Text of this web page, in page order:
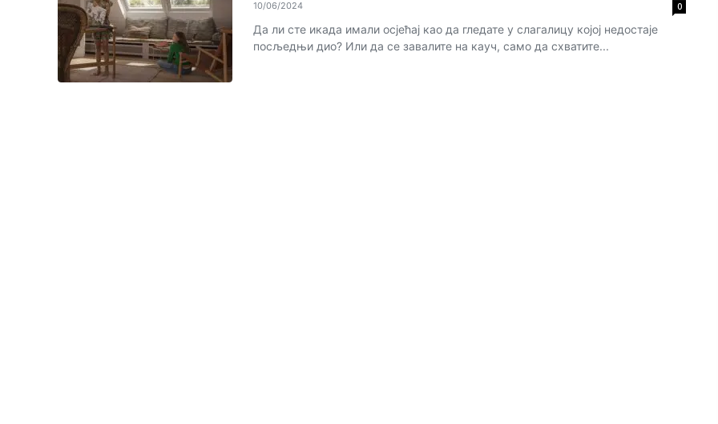
10/06/2024 0
Да ли сте икада имали осјећај као да гледате у слагалицу којој недостаје
посљедњи дио? Или да се завалите на кауч, само да схватите...